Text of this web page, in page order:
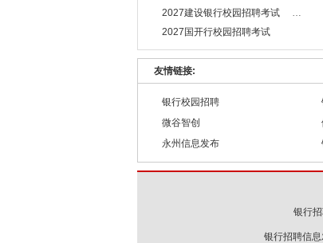
2027建设银行校园招聘考试
2027国开行校园招聘考试
友情链接:
银行校园招聘
微谷智创
永州信息发布
银行
银行招聘信